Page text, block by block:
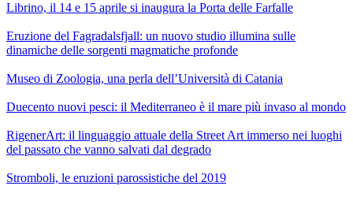
Librino, il 14 e 15 aprile si inaugura la Porta delle Farfalle
Eruzione del Fagradalsfjall: un nuovo studio illumina sulle
dinamiche delle sorgenti magmatiche profonde
Museo di Zoologia, una perla dell’Università di Catania
Duecento nuovi pesci: il Mediterraneo è il mare più invaso al mondo
RigenerArt: il linguaggio attuale della Street Art immerso nei luoghi
del passato che vanno salvati dal degrado
Stromboli, le eruzioni parossistiche del 2019